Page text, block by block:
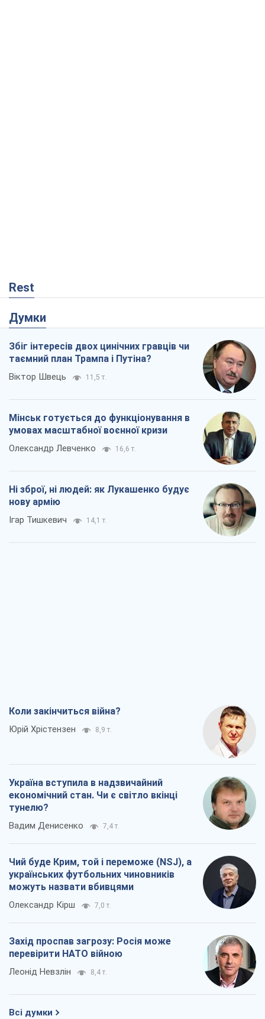
Rest
Думки
Збіг інтересів двох цинічних гравців чи
таємний план Трампа і Путіна?
Віктор Швець 11,5 т.
Мінськ готується до функціонування в
умовах масштабної воєнної кризи
Олександр Левченко 16,6 т.
Ні зброї, ні людей: як Лукашенко будує
нову армію
Ігар Тишкевич 14,1 т.
Коли закінчиться війна?
Юрій Хрістензен 8,9 т.
Україна вступила в надзвичайний
економічний стан. Чи є світло вкінці
тунелю?
Вадим Денисенко 7,4 т.
Чий буде Крим, той і переможе (NSJ), а
українських футбольних чиновників
можуть назвати вбивцями
Олександр Кірш 7,0 т.
Захід проспав загрозу: Росія може
перевірити НАТО війною
Леонід Невзлін 8,4 т.
Всі думки